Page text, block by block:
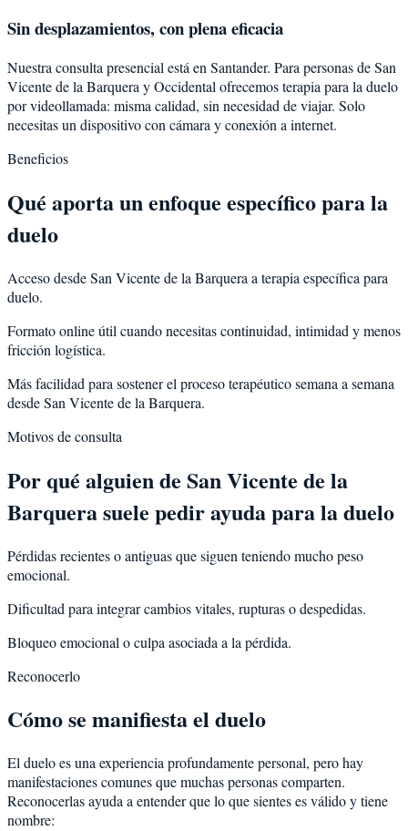
Sin desplazamientos, con plena eficacia
Nuestra consulta presencial está en Santander. Para personas deSan
Vicente de la Barquera yOccidental ofrecemos terapia para la duelo
por videollamada: misma calidad, sin necesidad de viajar. Solo
necesitas un dispositivo con cámara y conexión a internet.
Beneficios
Qué aporta un enfoque específico para la
duelo
Acceso desde San Vicente de la Barquera a terapia específica para
duelo.
Formato online útil cuando necesitas continuidad, intimidad y menos
fricción logística.
Más facilidad para sostener el proceso terapéutico semana a semana
desde San Vicente de la Barquera.
Motivos de consulta
Por qué alguien de San Vicente de la
Barquerasuele pedir ayuda para laduelo
Pérdidas recientes o antiguas que siguen teniendo mucho peso
emocional.
Dificultad para integrar cambios vitales, rupturas o despedidas.
Bloqueo emocional o culpa asociada a la pérdida.
Reconocerlo
Cómo se manifiesta el duelo
El duelo es una experiencia profundamente personal, pero hay
manifestaciones comunes que muchas personas comparten.
Reconocerlas ayuda a entender que lo que sientes es válido y tiene
nombre: